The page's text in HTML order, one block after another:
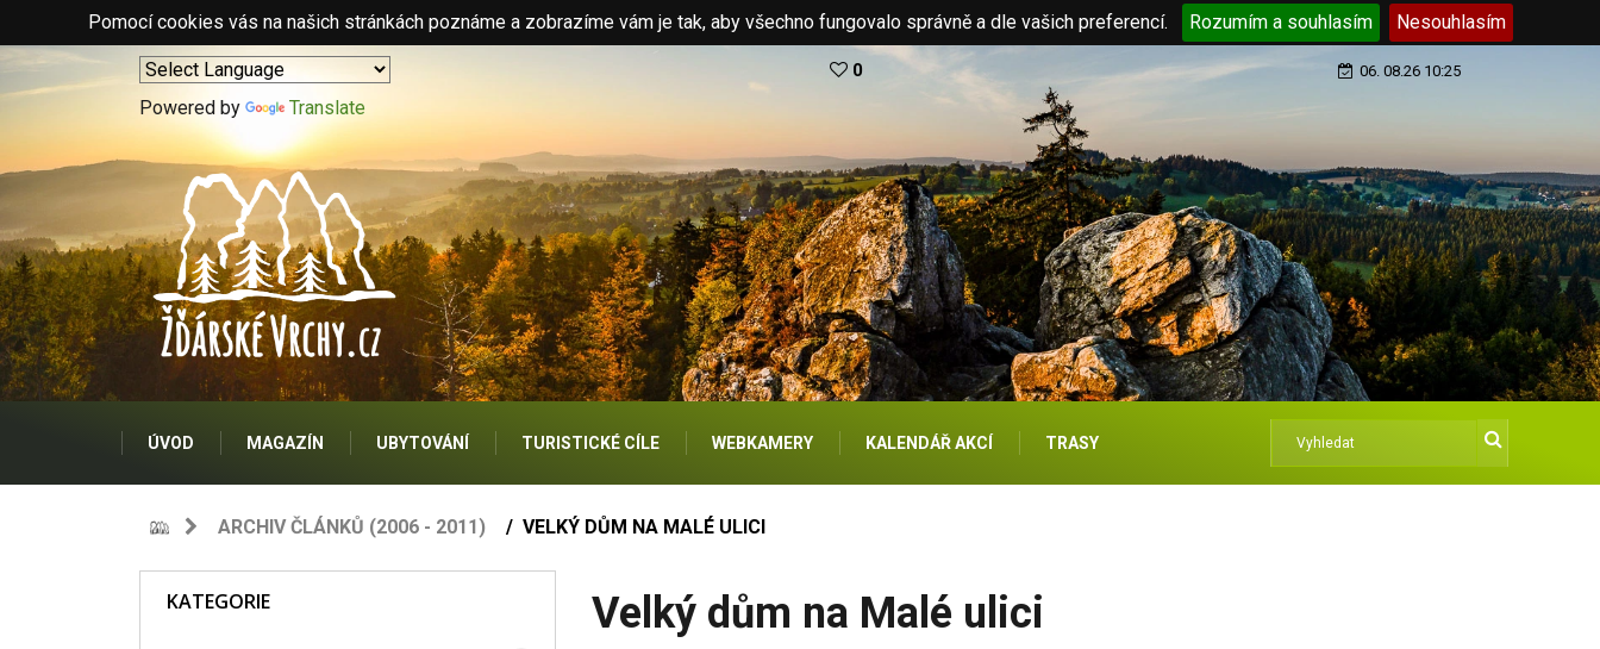
Pomocí cookies vás na našich stránkách poznáme a zobrazíme vám je tak, aby všechno fungovalo správně a dle vašich preferencí. Rozumím a souhlasím Nesouhlasím
Powered by Translate
0 06. 08.26 10:25
ÚVOD MAGAZÍN UBYTOVÁNÍ TURISTICKÉ CÍLE WEBKAMERY KALENDÁŘ AKCÍ TRASY
ARCHIV ČLÁNKŮ (2006 - 2011) VELKÝ DŮM NA MALÉ ULICI
KATEGORIE Velký dům na Malé ulici